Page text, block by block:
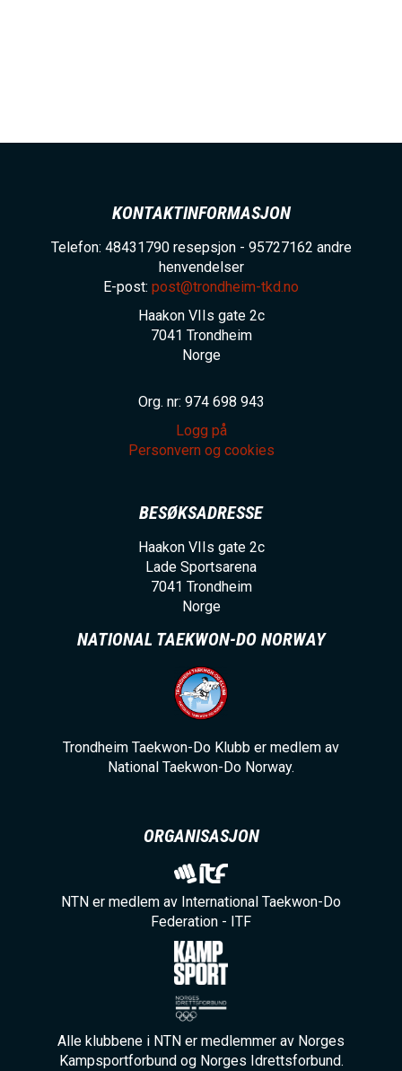
KONTAKTINFORMASJON
Telefon: 48431790 resepsjon - 95727162 andre
henvendelser
E-post: post@trondheim-tkd.no
Haakon VIIs gate 2c
7041 Trondheim
Norge
Org. nr: 974 698 943
Logg på
Personvern og cookies
BESØKSADRESSE
Haakon VIIs gate 2c
Lade Sportsarena
7041 Trondheim
Norge
NATIONAL TAEKWON-DO NORWAY
Trondheim Taekwon-Do Klubb er medlem av
National Taekwon-Do Norway.
ORGANISASJON
NTN er medlem av International Taekwon-Do
Federation - ITF
Alle klubbene i NTN er medlemmer av Norges
Kampsportforbund og Norges Idrettsforbund.